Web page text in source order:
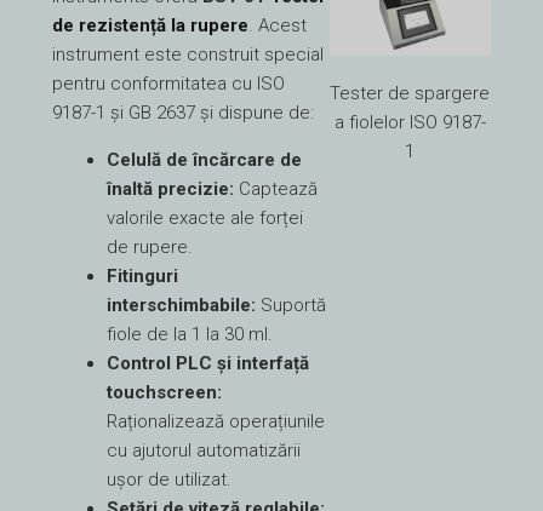
de rezistență la rupere. Acest
instrument este construit special
pentru conformitatea cu ISO
9187-1 și GB 2637 și dispune de:
Celulă de încărcare de
înaltă precizie: Captează
valorile exacte ale forței
de rupere.
Fitinguri
interschimbabile: Suportă
fiole de la 1 la 30 ml.
Control PLC și interfață
touchscreen:
Raționalizează operațiunile
cu ajutorul automatizării
ușor de utilizat.
Tester de spargere
a fiolelor ISO 9187-
1